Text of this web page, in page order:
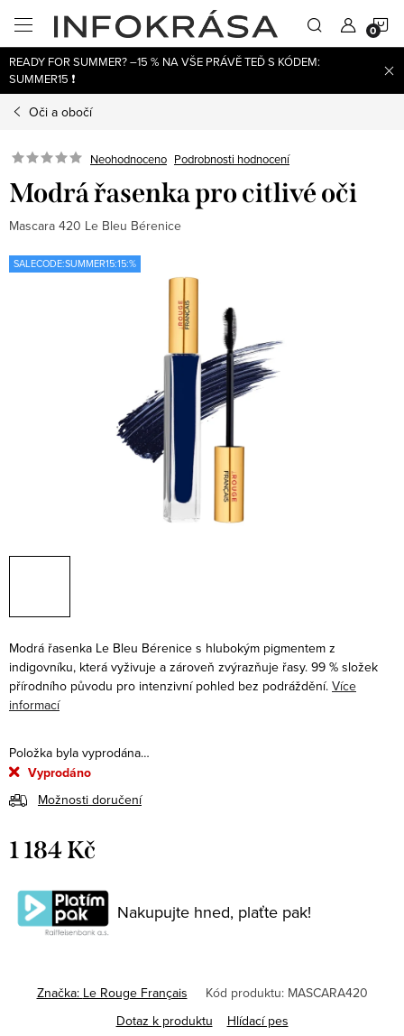
obsah
READY FOR SUMMER? –15 % NA VŠE PRÁVĚ TEĎ S KÓDEM:
SUMMER15 ❗
Oči a obočí
Neohodnoceno Podrobnosti hodnocení
Modrá řasenka pro citlivé oči
Mascara 420 Le Bleu Bérenice
SALECODE:SUMMER15:15:%
Modrá řasenka Le Bleu Bérenice s hlubokým pigmentem z
indigovníku, která vyživuje a zároveň zvýrazňuje řasy. 99 % složek
přírodního původu pro intenzivní pohled bez podráždění. Více
informací
Položka byla vyprodána…
Vyprodáno
Možnosti doručení
1 184 Kč
cena:
Nakupujte hned, plaťte pak!
Značka: Le Rouge Français Kód produktu: MASCARA420
Dotaz k produktu
Hlídací pes